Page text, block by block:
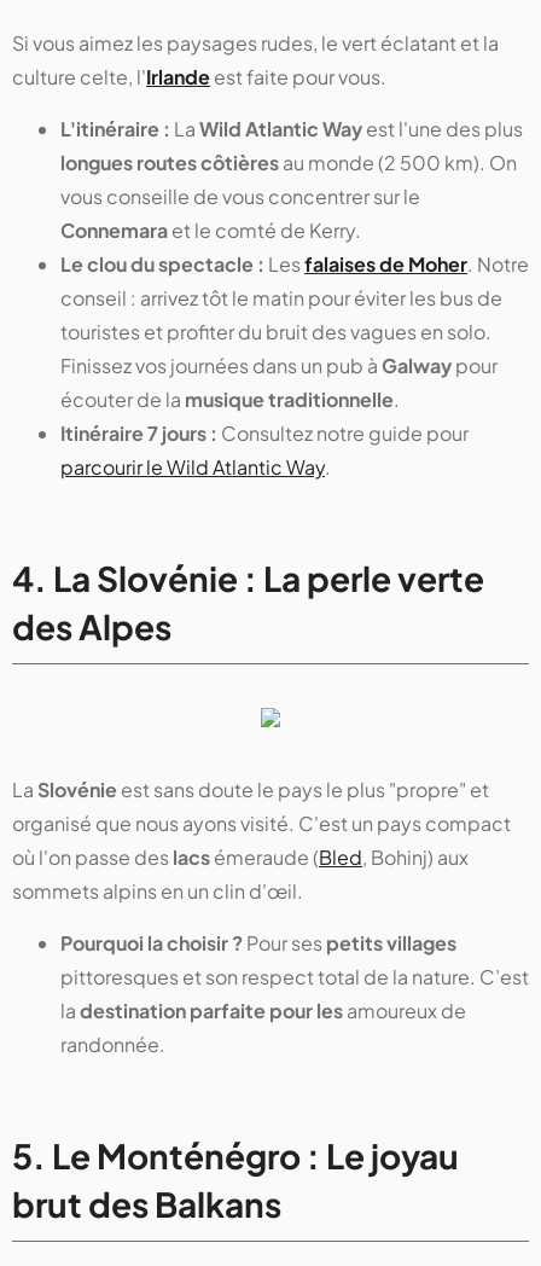
Si vous aimez les paysages rudes, le vert éclatant et la
culture celte, l'Irlandeest faite pour vous.
L'itinéraire : LaWild Atlantic Wayest l'une des plus
longues routes côtièresau monde (2 500 km). On
vous conseille de vous concentrer sur le
Connemaraet le comté de Kerry.
Le clou du spectacle : Lesfalaises de Moher. Notre
conseil : arrivez tôt le matin pour éviter les bus de
touristes et profiter du bruit des vagues en solo.
Finissez vos journées dans un pub à Galwaypour
écouter de la musique traditionnelle.
Itinéraire 7 jours : Consultez notre guide pour
parcourir le Wild Atlantic Way.
4. La Slovénie : La perle verte
des Alpes
La Slovénieest sans doute le pays le plus "propre" et
organisé que nous ayons visité. C'est un pays compact
où l'on passe deslacsémeraude (Bled, Bohinj) aux
sommets alpins en un clin d'œil.
Pourquoi la choisir ?Pour sespetits villages
pittoresques et son respect total de la nature. C’est
ladestination parfaite pour lesamoureux de
randonnée.
5. Le Monténégro : Le joyau
brut des Balkans